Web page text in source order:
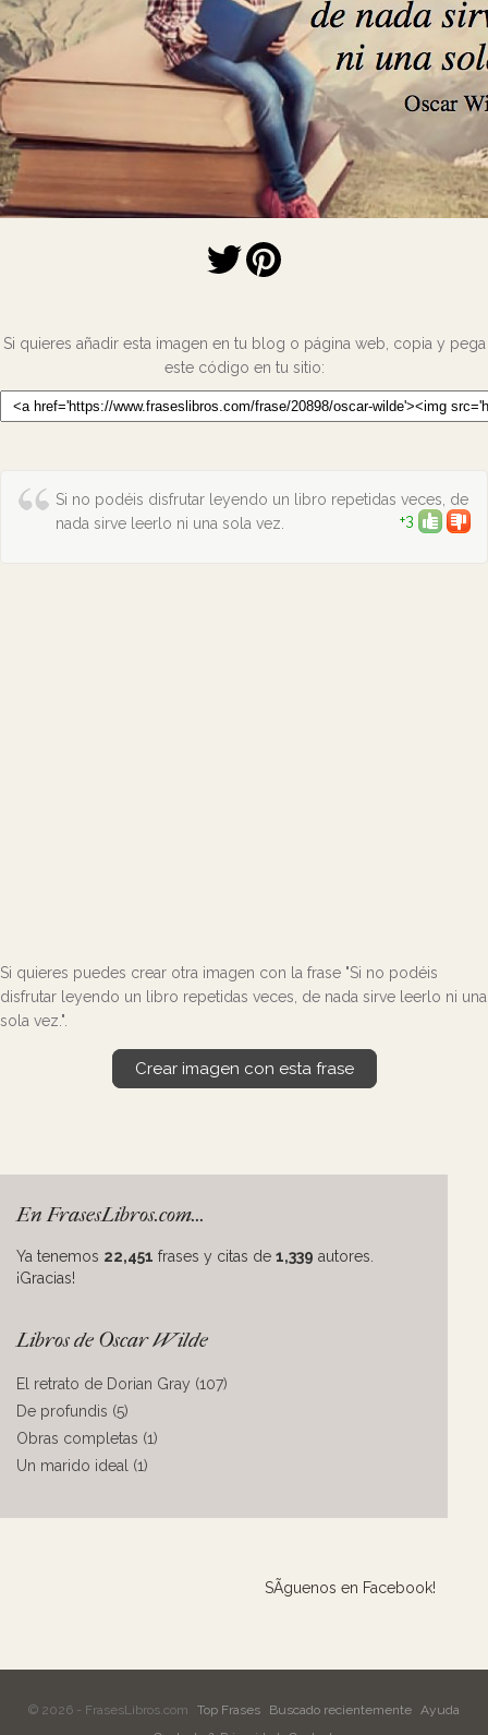
Si quieres añadir esta imagen en tu blog o página web, copia y pega
este código en tu sitio:
Si no podéis disfrutar leyendo un libro repetidas veces, de
nada sirve leerlo ni una sola vez.
+3
Si quieres puedes crear otra imagen con la frase "Si no podéis
disfrutar leyendo un libro repetidas veces, de nada sirve leerlo ni una
sola vez.".
Crear imagen con esta frase
En FrasesLibros.com...
Ya tenemos 22,451 frases y citas de 1,339 autores.
¡Gracias!
Libros de Oscar Wilde
El retrato de Dorian Gray (107)
De profundis (5)
Obras completas (1)
Un marido ideal (1)
SÃ­guenos en Facebook!
© 2026 - FrasesLibros.com Top Frases Buscado recientemente Ayuda